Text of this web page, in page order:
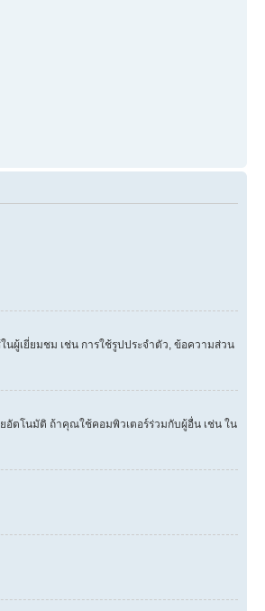
ผู้เยี่ยมชม เช่น การใช้รูปประจำตัว, ข้อความส่วน
ตโนมัติ ถ้าคุณใช้คอมพิวเตอร์ร่วมกับผู้อื่น เช่น ใน